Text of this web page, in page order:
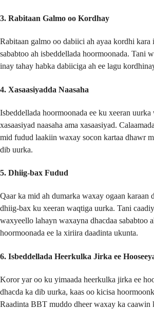
3. Rabitaan Galmo oo Kordhay
Rabitaan galmo oo dabiici ah ayaa kordhi kara
sababtoo ah isbeddellada hoormoonada. Tani
inay tahay habka dabiiciga ah ee lagu
4. Xasaasiyadda Naasaha
Isbeddellada hoormoonada ee ku xeeran
xasaasiyad naasaha ama xasaasiyad.
mid fudud laakiin waxay socon kartaa dhawr
dib uurka.
5. Dhiig-bax Fudud
Qaar ka mid ah dumarka waxay ogaan karaan
dhiig-bax ku xeeran waqtiga uurka. Tani
waxyeello lahayn waxayna dhacdaa sababtoo
hoormoonada ee la xiriira daadinta ukunta.
6. Isbeddellada Heerkulka Jirka ee
Koror yar oo ku yimaada heerkulka jirka ee
dhacda ka dib uurka, kaas oo kicisa
Raadinta BBT muddo dheer waxay ka caawin